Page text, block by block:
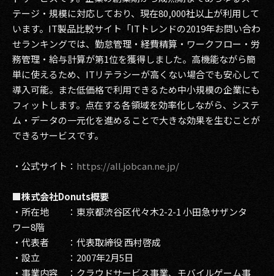
テージ・規模に対応しており、現在80,000社以上が利用して
います。IT製品比較サイト「ITトレンドの2019年お問い合わ
せランキングでは、勤怠管理・経費精算・ワークフロー・労
務管理・給与計算が第1位を獲得しました。高機能ながら簡
単に使えるため、ITリテラシーが高くない場合でも安心して
導入可能。また低価格で利用できるため中小規模の企業にも
フィットします。点在する各領域を効率化しながら、システ
ム・データの一元化を進めることで大きな効果を生むことが
できるサービスです。
・公式サイト： https://all.jobcan.ne.jp/
■株式会社Donuts概要
・所在地 ：東京都渋谷区代々木2-2-1 小田急サザンタ
ワー8階
・代表者 ：代表取締役 西村啓成
・設立 ：2007年2月5日
・事業内容 ：クラウドサービス事業、モバイルゲーム事